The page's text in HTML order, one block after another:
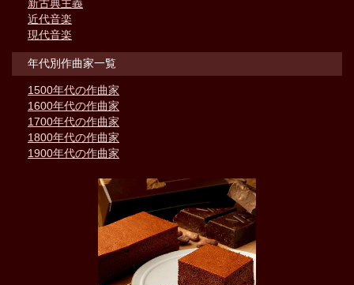
新古典主義
近代音楽
現代音楽
年代別作曲家一覧
1500年代の作曲家
1600年代の作曲家
1700年代の作曲家
1800年代の作曲家
1900年代の作曲家